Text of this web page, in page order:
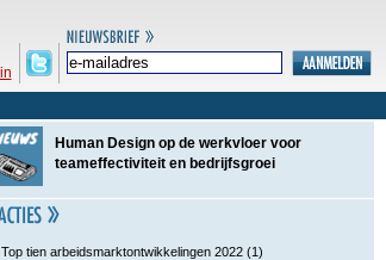
Human Design op de werkvloer voor
teameffectiviteit en bedrijfsgroei
Top tien arbeidsmarktontwikkelingen 2022 (1)